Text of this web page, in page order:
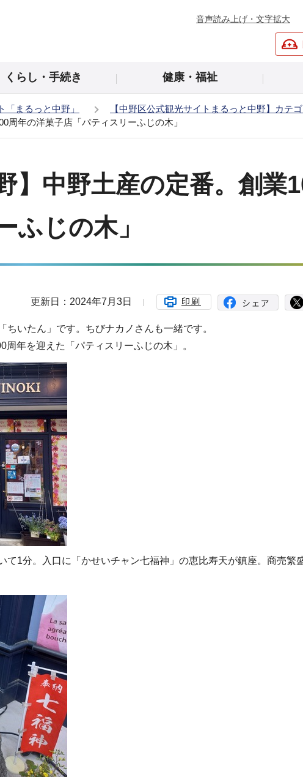
音声読み上げ・文字拡大
くらし・手続き 健康・福祉
まるっと中野」
【中野区公式観光サイトまるっと中野】カテゴ
周年の洋菓子店「パティスリーふじの木」
】中野土産の定番。創業
ふじの木」
更新日：2024年7月3日 印刷
いたん」です。ちびナカノさんも一緒です。
年を迎えた「パティスリーふじの木」。
て1分。入口に「かせいチャン七福神」の恵比寿天が鎮座。商売繁